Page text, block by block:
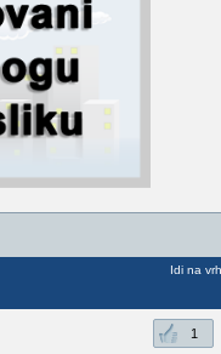
Idi na vrh
1